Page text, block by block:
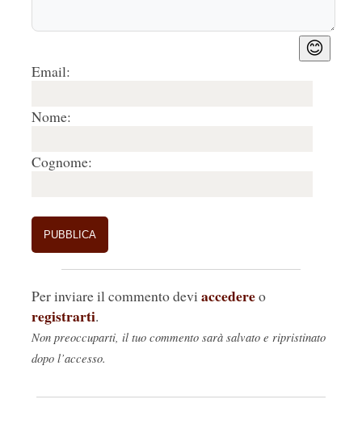
😊
Email:
Nome:
Cognome:
Per inviare il commento devi accedereo
registrarti.
Non preoccuparti, il tuo commento sarà salvato e ripristinato
dopo l’accesso.